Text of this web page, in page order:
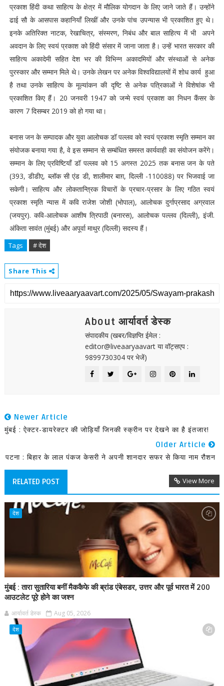
प्रकाश हिंदी कथा साहित्य के क्षेत्र में मौलिक योगदान के लिए जाने जाते हैं। उन्होंने
ढाई सौ के आसपास कहानियाँ लिखीं और उनके पांच उपन्यास भी प्रकाशित हुए थे।
इनके अतिरिक्त नाटक, रेखाचित्र, संस्मरण, निबंध और बाल साहित्य में भी अपने
अवदान के लिए स्वयं प्रकाश को हिंदी संसार में जाना जाता है। उन्हें भारत सरकार की
साहित्य अकादेमी सहित देश भर की विभिन्न अकादमियों और संस्थाओं से अनेक
पुरस्कार और सम्मान मिले थे। उनके लेखन पर अनेक विश्वविद्यालयों में शोध कार्य हुआ
है तथा उनके साहित्य के मूल्यांकन की दृष्टि से अनेक पत्रिकाओं ने विशेषांक भी
प्रकाशित किए हैं। 20 जनवरी 1947 को जन्मे स्वयं प्रकाश का निधन कैंसर के
कारण 7 दिसम्बर 2019 को हो गया था।
बनास जन के सम्पादक और युवा आलोचक डॉ पल्लव को स्वयं प्रकाश स्मृति सम्मान का
संयोजक बनाया गया है, वे इस सम्मान से सम्बंधित समस्त कार्यवाही का संयोजन करेंगे।
सम्मान के लिए प्रविष्टियाँ डॉ पल्लव को 15 अगस्त 2025 तक बनास जन के पते
(393, डीडीए, ब्लॉक सी एंड डी, शालीमार बाग़, दिल्ली -110088) पर भिजवाई जा
सकेगी। साहित्य और लोकतान्त्रिक विचारों के प्रचार-प्रसार के लिए गठित स्वयं
प्रकाश स्मृति न्यास में कवि राजेश जोशी (भोपाल), आलोचक दुर्गाप्रसाद अग्रवाल
(जयपुर). कवि-आलोचक आशीष त्रिपाठी (बनारस), आलोचक पल्लव (दिल्ली), इंजी.
अंकिता सावंत (मुंबई) और अपूर्वा माथुर (दिल्ली) सदस्य हैं।
Tags # देश
Share This
About आर्यावर्त डेस्क
संपादकीय (खबर/विज्ञप्ति ईमेल :
editor@liveaaryaavart या वॉट्सएप :
9899730304 पर भेजें)
Newer Article
मुंबई : ऐक्टर-डायरेक्टर की जोड़ियाँ जिनकी स्क्रीन पर देखने का है इंतजार!
Older Article
पटना : बिहार के लाल पंकज केसरी ने अपनी शानदार सफर से किया नाम रौशन
RELATED POST View More
देश
मुंबई : तारा सुतारिया बनीं मैककैफे की ब्रांड एंबेसडर, उत्तर और पूर्व भारत में 200
आउटलेट पूरे होने का जश्न
आर्यावर्त डेस्क Aug 05, 2026
देश